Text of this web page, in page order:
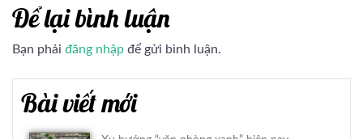
Để lại bình luận
Bạn phải đăng nhập để gửi bình luận.
Bài viết mới